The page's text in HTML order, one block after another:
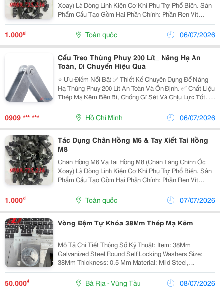
Xoay) Là Dòng Linh Kiện Cơ Khí Phụ Trợ Phổ Biến. Sản
Phẩm Cấu Tạo Gồm Hai Phần Chính: Phần Ren Vít
(M6/M8): Làm Từ Hợp Kim Thép Mạ Kẽm Hoặc Inox
Chống Gỉ Sét, Chịu Lực Kéo Lớn. Phần Núm Xoay...
1.000₫ Toàn quốc 06/07/2026
Cẩu Treo Thùng Phuy 200 Lít_ Nâng Hạ An
Toàn, Di Chuyển Hiệu Quả
⭐ Ưu Điểm Nổi Bật ✅ Thiết Kế Chuyên Dụng Để Nâng
Hạ Thùng Phuy 200 Lít An Toàn Và Ổn Định. ✅ Chất Liệu
Thép Mạ Kẽm Bền Bỉ, Chống Gỉ Sét Và Chịu Lực Tốt. ✅
Tải Trọng Làm Việc Lên Đến 350 Kg , Đáp Ứng Nhu Cầu
Sử Dụng Công Nghiệp. ✅ Cơ Cấu Kẹp Chắc...
0909 *** *** Hồ Chí Minh 06/07/2026
Tác Dụng Chân Hồng M6 & Tay Xiết Tai Hồng
M8
Chân Hồng M6 Và Tai Hồng M8 (Chân Tăng Chỉnh Ốc
Xoay) Là Dòng Linh Kiện Cơ Khí Phụ Trợ Phổ Biến. Sản
Phẩm Cấu Tạo Gồm Hai Phần Chính: Phần Ren Vít
(M6/M8): Làm Từ Hợp Kim Thép Mạ Kẽm Hoặc Inox
Chống Gỉ Sét, Chịu Lực Kéo Lớn. Phần Núm Xoay...
1.000₫ Toàn quốc 07/07/2026
Vòng Đệm Tự Khóa 38Mm Thép Mạ Kẽm
Mô Tả Chi Tiết Thông Số Kỹ Thuật: Item: 38Mm
Galvanized Steel Round Self Locking Washers Size:
38Mm Thickness: 0.5 Mm Material: Mild Steel,
Stainless Steel, Aluminum Diameter: 1.6Mm, 2Mm,
3Mm Length: 25Mm To 250Mm - Vòng Đệm/Long Đền:...
50.000₫ Bà Rịa - Vũng Tàu 08/07/2026